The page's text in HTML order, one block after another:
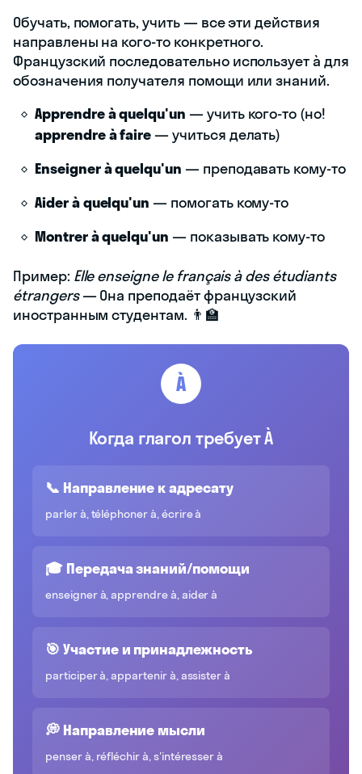
Обучать, помогать, учить — все эти действия
направлены на кого-то конкретного.
Французский последовательно использует à для
обозначения получателя помощи или знаний.
Apprendre à quelqu'un — учить кого-то (но!
apprendre à faire— учиться делать)
Enseigner à quelqu'un — преподавать кому-то
Aider à quelqu'un — помогать кому-то
Montrer à quelqu'un — показывать кому-то
Пример: Elle enseigne le français à des étudiants
étrangers— Она преподаёт французский
иностранным студентам. 👨‍🏫
À
Когда глагол требует À
📞 Направление к адресату
parler à, téléphoner à, écrire à
🎓 Передача знаний/помощи
enseigner à, apprendre à, aider à
🎯 Участие и принадлежность
participer à, appartenir à, assister à
💭 Направление мысли
penser à, réfléchir à, s'intéresser à